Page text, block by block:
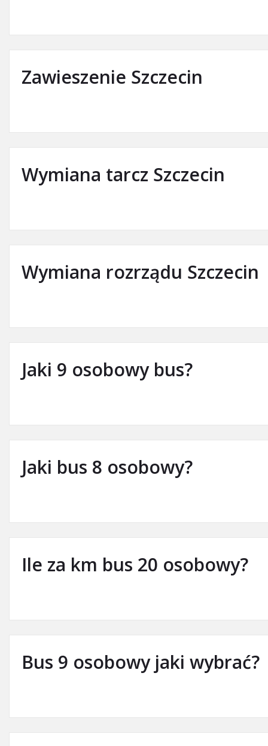
Zawieszenie Szczecin
Wymiana tarcz Szczecin
Wymiana rozrządu Szczecin
Jaki 9 osobowy bus?
Jaki bus 8 osobowy?
Ile za km bus 20 osobowy?
Bus 9 osobowy jaki wybrać?